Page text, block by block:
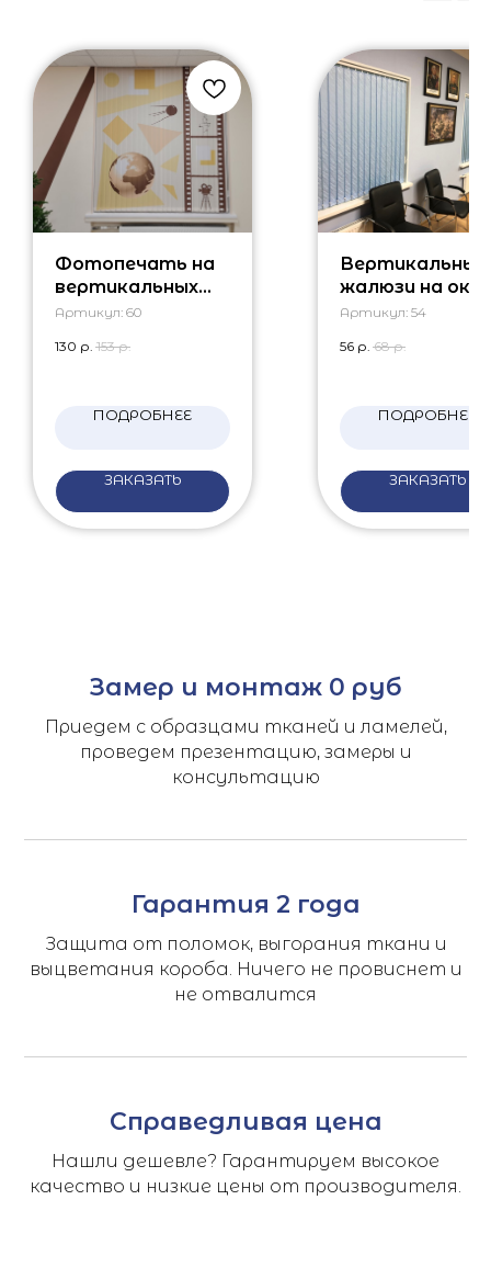
Фотопечать на
вертикальных
жалюзи
Артикул: 60
130 р. 153 р.
ПОДРОБНЕЕ
ЗАКАЗАТЬ
Вертикальные
жалюзи на
проем
Артикул: 54
56 р. 68 р.
ПОДРОБНЕЕ
ЗАКАЗАТЬ
Замер и монтаж 0 руб
Приедем с образцами тканей и ламелей,
проведем презентацию, замеры и
консультацию
Гарантия 2 года
Защита от поломок, выгорания ткани и
выцветания короба. Ничего не провиснет и
не отвалится
Справедливая цена
Нашли дешевле? Гарантируем высокое
качество и низкие цены от производителя.